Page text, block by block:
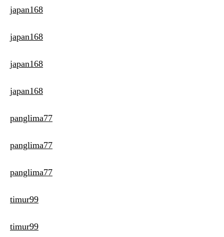
japan168
japan168
japan168
japan168
panglima77
panglima77
panglima77
timur99
timur99